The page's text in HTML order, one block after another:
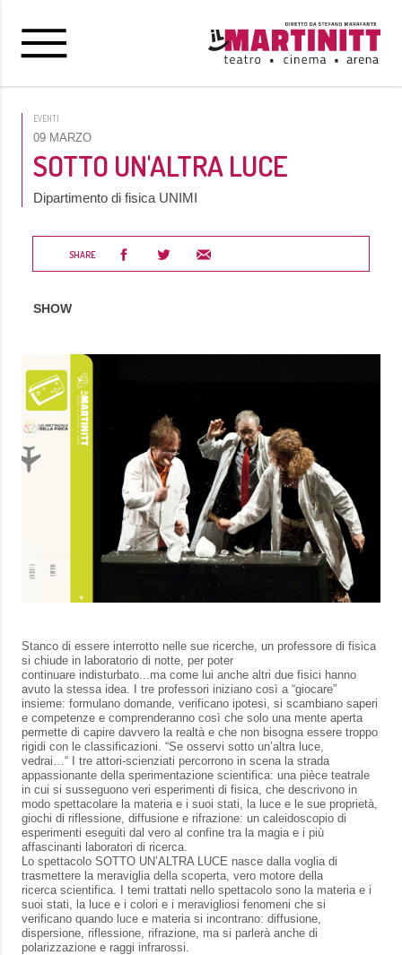
EVENTI
09 MARZO
SOTTO UN'ALTRA LUCE
Dipartimento di fisica UNIMI
SHARE
SHOW
Stanco di essere interrotto nelle sue ricerche, un professore di fisica
si chiude in laboratorio di notte, per poter
continuare indisturbato...ma come lui anche altri due fisici hanno
avuto la stessa idea. I tre professori iniziano così a “giocare”
insieme: formulano domande, verificano ipotesi, si scambiano saperi
e competenze e comprenderanno così che solo una mente aperta
permette di capire davvero la realtà e che non bisogna essere troppo
rigidi con le classificazioni. “Se osservi sotto un’altra luce,
vedrai…“ I tre attori-scienziati percorrono in scena la strada
appassionante della sperimentazione scientifica: una pièce teatrale
in cui si susseguono veri esperimenti di fisica, che descrivono in
modo spettacolare la materia e i suoi stati, la luce e le sue proprietà,
giochi di riflessione, diffusione e rifrazione: un caleidoscopio di
esperimenti eseguiti dal vero al confine tra la magia e i più
affascinanti laboratori di ricerca.
Lo spettacolo SOTTO UN’ALTRA LUCE nasce dalla voglia di
trasmettere la meraviglia della scoperta, vero motore della
ricerca scientifica. I temi trattati nello spettacolo sono la materia e i
suoi stati, la luce e i colori e i meravigliosi fenomeni che si
verificano quando luce e materia si incontrano: diffusione,
dispersione, riflessione, rifrazione, ma si parlerà anche di
polarizzazione e raggi infrarossi.